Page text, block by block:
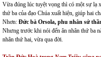
Vừa đúng lúc tuyệt vọng thì có một sự lạ
thứ ba của đạo Chúa xuất hiện, giúp hai
Nhơn: Đức bà Orsola, phu nhân sứ
Nhưng trước khi nói đến ân nhân thứ ba
nhân thứ hai, vừa qua đời.